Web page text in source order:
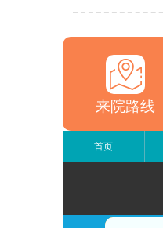
来院路线
首页